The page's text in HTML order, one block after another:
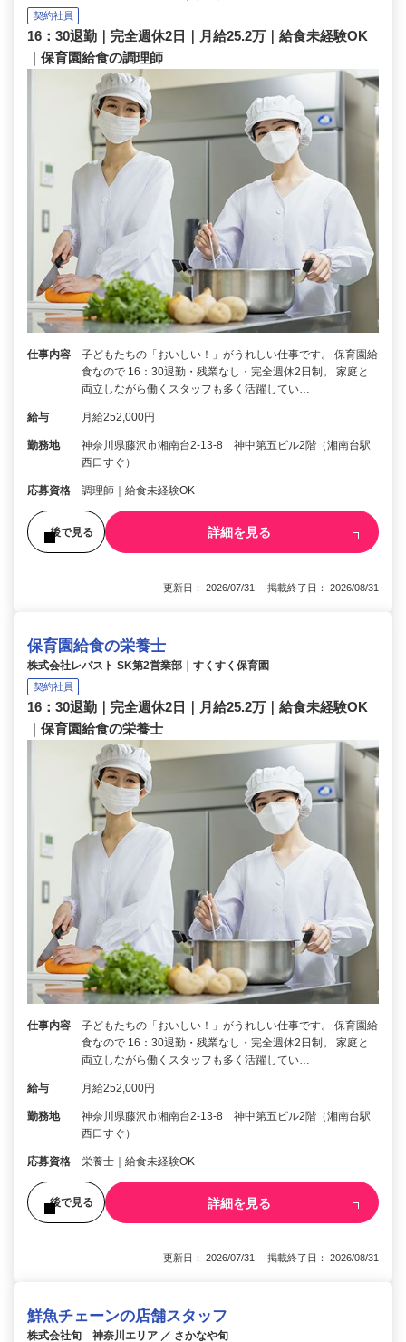
契約社員
16：30退勤｜完全週休2日｜月給25.2万｜給食未経験OK
｜保育園給食の調理師
仕事内容
子どもたちの「おいしい！」がうれしい仕事です。 保育園給
食なので 16：30退勤・残業なし・完全週休2日制。 家庭と
両立しながら働くスタッフも多く活躍してい…
給与 月給252,000円
勤務地
神奈川県藤沢市湘南台2-13-8 神中第五ビル2階（湘南台駅
西口すぐ）
応募資格 調理師｜給食未経験OK
後で見る 詳細を見る
更新日： 2026/07/31 掲載終了日： 2026/08/31
保育園給食の栄養士
株式会社レパスト SK第2営業部｜すくすく保育園
契約社員
16：30退勤｜完全週休2日｜月給25.2万｜給食未経験OK
｜保育園給食の栄養士
仕事内容
子どもたちの「おいしい！」がうれしい仕事です。 保育園給
食なので 16：30退勤・残業なし・完全週休2日制。 家庭と
両立しながら働くスタッフも多く活躍してい…
給与 月給252,000円
勤務地
神奈川県藤沢市湘南台2-13-8 神中第五ビル2階（湘南台駅
西口すぐ）
応募資格 栄養士｜給食未経験OK
後で見る 詳細を見る
更新日： 2026/07/31 掲載終了日： 2026/08/31
鮮魚チェーンの店舗スタッフ
株式会社旬 神奈川エリア ／ さかなや旬